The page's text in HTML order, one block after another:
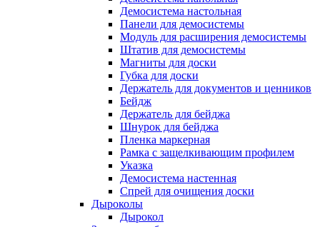
Демосистема настольная
Панели для демосистемы
Модуль для расширения демосистемы
Штатив для демосистемы
Магниты для доски
Губка для доски
Держатель для документов и ценников
Бейдж
Держатель для бейджа
Шнурок для бейджа
Пленка маркерная
Рамка с защелкивающим профилем
Указка
Демосистема настенная
Спрей для очищения доски
Дыроколы
Дырокол